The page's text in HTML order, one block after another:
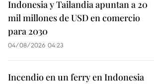
Indonesia y Tailandia apuntan a 20
mil millones de USD en comercio
para 2030
04/08/2026 04:23
Incendio en un ferry en Indonesia